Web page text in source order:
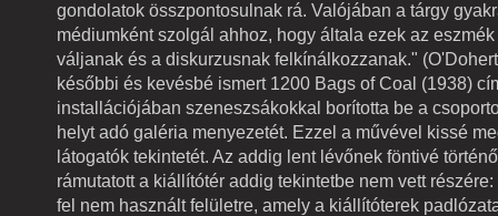
gondolatok összpontosulnak rá. Valójában a tárgy
médiumként szolgál ahhoz, hogy általa ezek az
váljanak és a diskurzusnak felkínálkozzanak."
későbbi és kevésbé ismert 1200 Bags of Coal (1938)
installációjában szeneszsákokkal borította be a
helyt adó galéria menyezetét. Ezzel a művével kissé
látogatók tekintetét. Az addig lent lévőnek föntivé
rámutatott a kiállítótér addig tekintetbe nem vett
fel nem használt felületre, amely a kiállítóterek